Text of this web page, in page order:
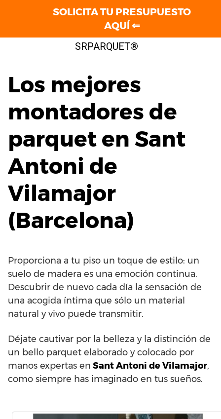
SRPARQUET®
Los mejores
montadores de
parquet en Sant
Antoni de
Vilamajor
(Barcelona)
Proporciona a tu piso un toque de estilo: un
suelo de madera es una emoción continua.
Descubrir de nuevo cada día la sensación de
una acogida íntima que sólo un material
natural y vivo puede transmitir.
Déjate cautivar por la belleza y la distinción de
un bello parquet elaborado y colocado por
manos expertas en Sant Antoni de Vilamajor,
como siempre has imaginado en tus sueños.
SOLICITA TU PRESUPUESTO
AQUÍ ⇐